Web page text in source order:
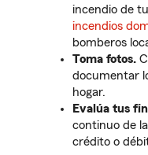
incendio de
incendios
bomberos
Toma fotos.
documentar
hogar.
Evalúa tus
continuo de
crédito o